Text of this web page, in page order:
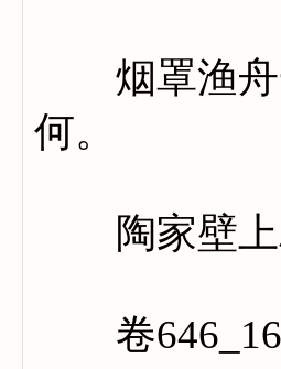
烟罩渔舟
何。
陶家壁上
卷646_16